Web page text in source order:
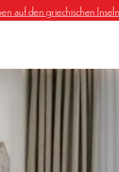
auf den griechischen